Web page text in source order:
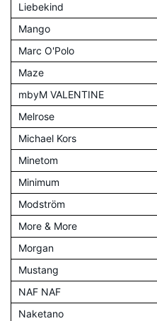
Liebekind
Mango
Marc O'Polo
Maze
mbyM VALENTINE
Melrose
Michael Kors
Minetom
Minimum
Modström
More & More
Morgan
Mustang
NAF NAF
Naketano